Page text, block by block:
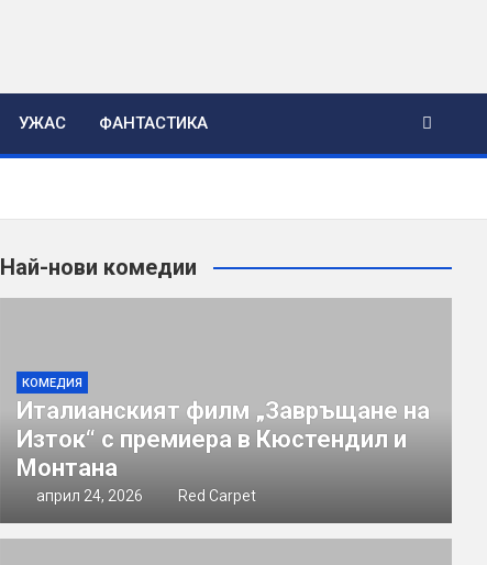
УЖАС ФАНТАСТИКА
Най-нови комедии
КОМЕДИЯ
Италианският филм „Завръщане на
Изток“ с премиера в Кюстендил и
Монтана
април 24, 2026 Red Carpet